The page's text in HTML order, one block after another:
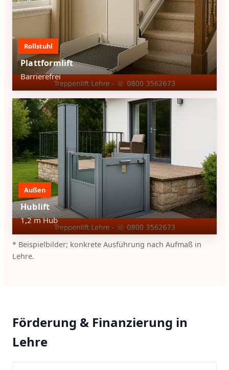
Rollstuhl
Plattformlift
Barrierefrei
Außen
Hublift
1,2 m Hub
* Beispielbilder; konkrete Ausführung nach Aufmaß in
Lehre.
Förderung & Finanzierung in
Lehre